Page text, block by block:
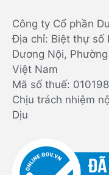
Công ty Cổ phần
Địa chỉ: Biệt thự số
Dương Nội,
Việt Nam
Mã số thuế:
Chịu trách nhiệm
Dịu